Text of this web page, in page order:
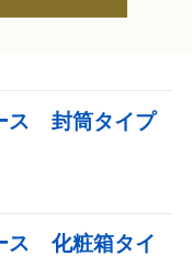
ス 封筒タイプ
ス 化粧箱タイ